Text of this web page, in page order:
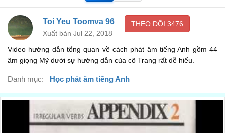
Toi Yeu Toomva 96
Xuất bản Jul 22, 2018
THEO DÕI 3476
Video hướng dẫn tổng quan về cách phát âm tiếng Anh gồm 44
âm giọng Mỹ dưới sự hướng dẫn của cô Trang rất dễ hiểu.
Danh mục: Học phát âm tiếng Anh